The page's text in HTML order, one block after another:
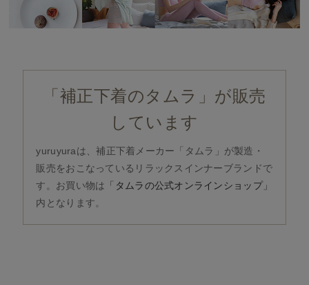
「補正下着のタムラ」が販売
しています
yuruyuraは、補正下着メーカー「タムラ」が製造・
販売をおこなっているリラックスインナーブランドで
す。お買い物は 「タムラの公式オンラインショップ」
内となります。